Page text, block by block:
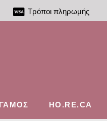
Τρόποι πληρωμής
ΓΑΜΟΣ HO.RE.CA